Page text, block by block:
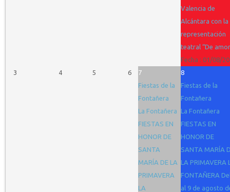
Valencia de
Alcántara con la
representación
teatral “De
Fecha : 01/08/
3
4 5 6
7
Fiestas de la
Fontañera
La Fontañera
FIESTAS EN
HONOR DE
SANTA
MARÍA DE LA
PRIMAVERA
LA
8
Fiestas de la
Fontañera
La Fontañera
FIESTAS EN
HONOR DE
SANTA MARÍA
LA PRIMAVERA
FONTAÑERA
al 9 de agosto